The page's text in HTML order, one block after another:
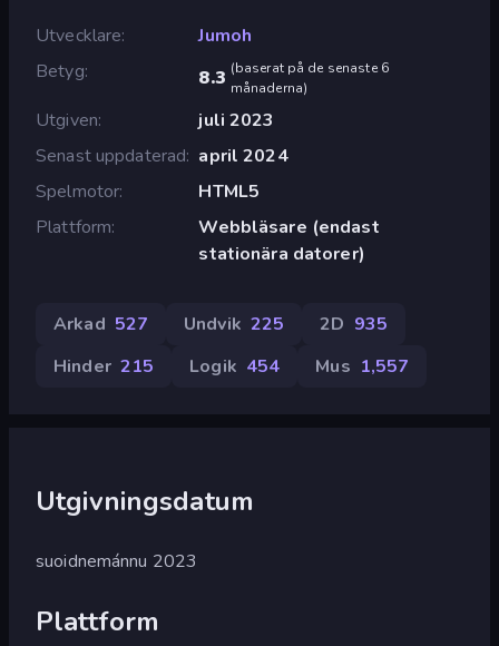
Utvecklare
Jumoh
Betyg
8.3 (baserat på de senaste 6
månaderna)
Utgiven
juli 2023
Senast uppdaterad april 2024
Spelmotor
HTML5
Plattform
Webbläsare (endast
stationära datorer)
Arkad 527 Undvik 225 2D 935
Hinder 215 Logik 454 Mus 1,557
Utgivningsdatum
suoidnemánnu 2023
Plattform